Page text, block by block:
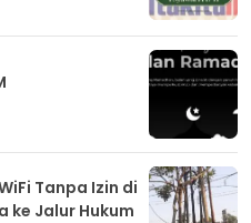
Tanpa Izin di
ke Jalur Hukum